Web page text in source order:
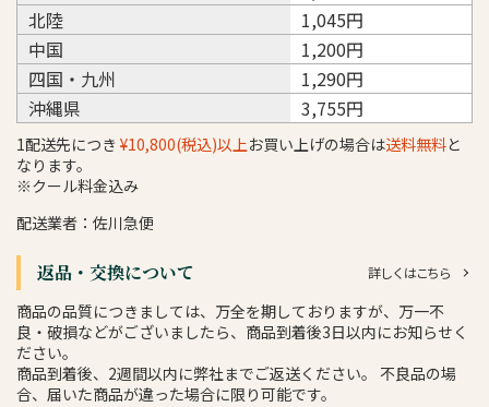
北陸
1,045円
中国
1,200円
四国・九州
1,290円
沖縄県
3,755円
1配送先につき ¥10,800(税込)以上お買い上げの場合は送料無料と
なります。
※クール料金込み
配送業者：佐川急便
返品・交換について 詳しくはこちら
商品の品質につきましては、万全を期しておりますが、万一不
良・破損などがございましたら、商品到着後3日以内にお知らせく
ださい。
商品到着後、2週間以内に弊社までご返送ください。 不良品の場
合、届いた商品が違った場合に限り可能です。